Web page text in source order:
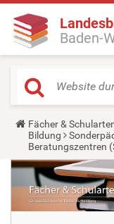
Baden-
Y
o
u
a
r
h
e
r
Fächer &
Bildung
Beratungszentren